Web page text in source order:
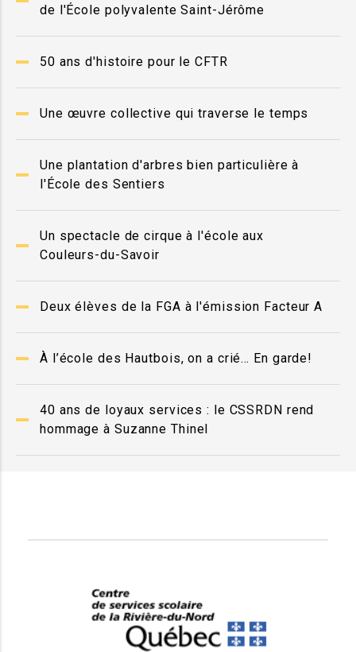
de l'École polyvalente Saint-Jérôme
50 ans d'histoire pour le CFTR
Une œuvre collective qui traverse le temps
Une plantation d'arbres bien particulière à
l'École des Sentiers
Un spectacle de cirque à l'école aux
Couleurs-du-Savoir
Deux élèves de la FGA à l'émission Facteur A
À l’école des Hautbois, on a crié… En garde!
40 ans de loyaux services : le CSSRDN rend
hommage à Suzanne Thinel